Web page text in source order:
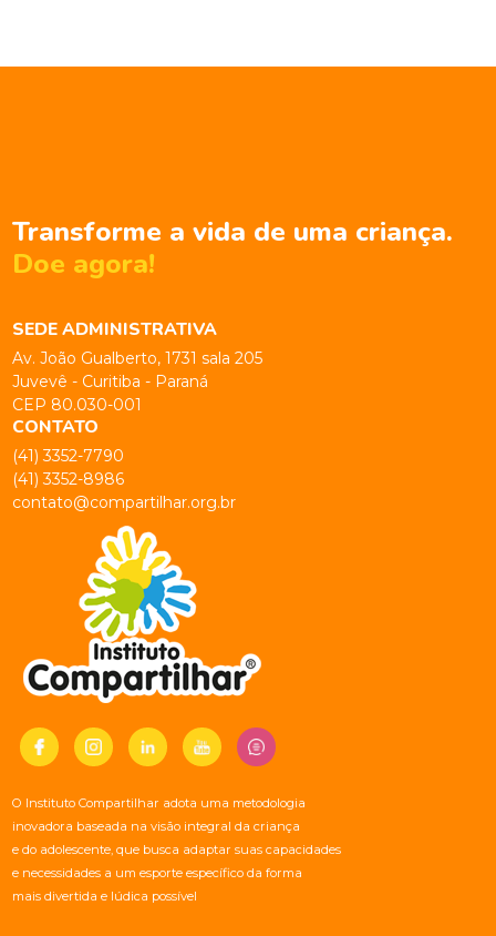
Transforme a vida de uma criança.
Doe agora!
SEDE ADMINISTRATIVA
Av. João Gualberto, 1731 sala 205
Juvevê - Curitiba - Paraná
CEP 80.030-001
CONTATO
(41) 3352-7790
(41) 3352-8986
contato@compartilhar.org.br
O Instituto Compartilhar adota uma metodologia
inovadora baseada na visão integral da criança
e do adolescente, que busca adaptar suas capacidades
e necessidades a um esporte específico da forma
mais divertida e lúdica possível